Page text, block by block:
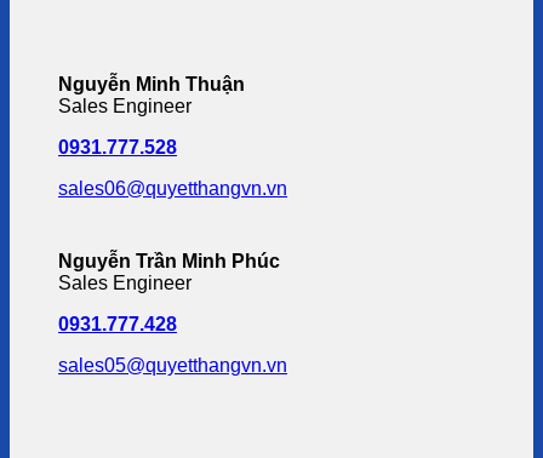
Nguyễn Minh Thuận
Sales Engineer
0931.777.528
sales06@quyetthangvn.vn
Nguyễn Trần Minh Phúc
Sales Engineer
0931.777.428
sales05@quyetthangvn.vn